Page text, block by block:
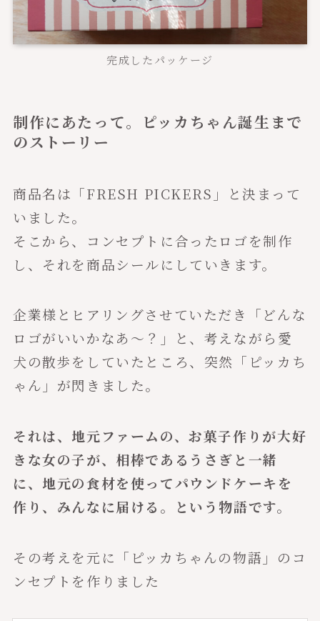
完成したパッケージ
制作にあたって。ピッカちゃん誕生まで
のストーリー
商品名は「FRESH PICKERS」と決まって
いました。
そこから、コンセプトに合ったロゴを制作
し、それを商品シールにしていきます。
企業様とヒアリングさせていただき「どんな
ロゴがいいかなあ〜？」と、考えながら愛
犬の散歩をしていたところ、突然「ピッカち
ゃん」が閃きました。
それは、地元ファームの、お菓子作りが大好
きな女の子が、相棒であるうさぎと一緒
に、地元の食材を使ってパウンドケーキを
作り、みんなに届ける。という物語です。
その考えを元に「ピッカちゃんの物語」のコ
ンセプトを作りました